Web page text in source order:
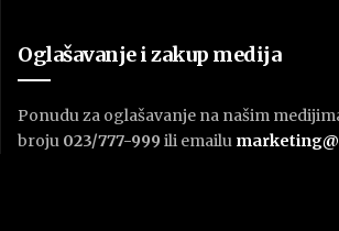
Oglašavanje i zakup medija
Ponudu za oglašavanje na našim
broju 023/777-999 ili emailu